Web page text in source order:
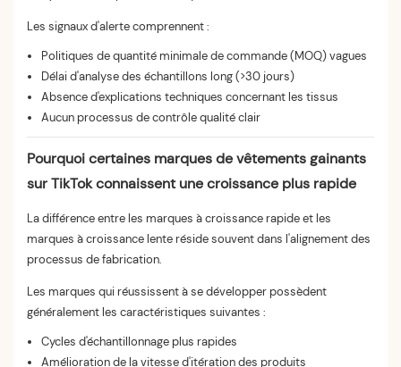
Les signaux d'alerte comprennent :
Politiques de quantité minimale de commande (MOQ) vagues
Délai d'analyse des échantillons long (>30 jours)
Absence d'explications techniques concernant les tissus
Aucun processus de contrôle qualité clair
Pourquoi certaines marques de vêtements gainants
sur TikTok connaissent une croissance plus rapide
La différence entre les marques à croissance rapide et les
marques à croissance lente réside souvent dans l'alignement des
processus de fabrication.
Les marques qui réussissent à se développer possèdent
généralement les caractéristiques suivantes :
Cycles d'échantillonnage plus rapides
Amélioration de la vitesse d'itération des produits